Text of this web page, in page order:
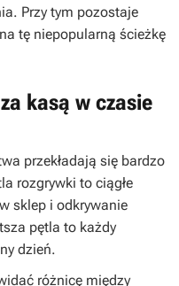
Przy tym pozostaje
tę niepopularną ścieżkę
kasą w czasie
przekładają się bardzo
rozgrywki to ciągłe
sklep i odkrywanie
pętla to każdy
dzień.
różnicę między